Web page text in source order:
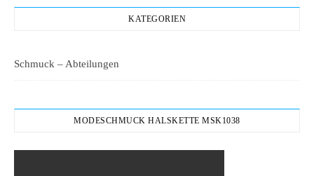
KATEGORIEN
Schmuck – Abteilungen
MODESCHMUCK HALSKETTE MSK1038